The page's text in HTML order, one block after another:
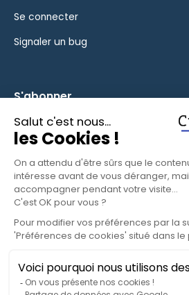
Se connecter
Signaler un bug
S'abonner
Inscrivez-vous à notre newsletter
fonctionnalités et des nouveautés.
S'ABONNER
© 2025 CyberFreelance. Tous droits
Politique de confidentialité